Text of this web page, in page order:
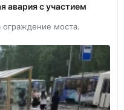
авария с участием
ограждение моста.